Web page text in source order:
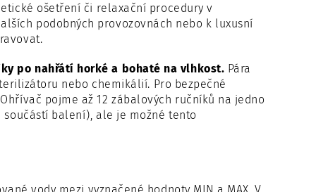
ošetření či relaxační procedury v
podobných provozovnách nebo k luxusní
po nahřátí horké a bohaté na vlhkost. Pára
nebo chemikálií. Pro bezpečné
pojme až 12 zábalových ručníků na jedno
součástí balení), ale je možné tento